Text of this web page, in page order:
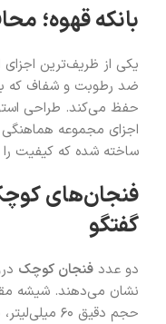
بانکه قهوه؛
یکی از ظریف‌ترین
ضد رطوبت و شفاف که با
حفظ می‌کند. طراحی
اجزای مجموعه هماهنگی
ساخته شده که کیفیت
فنجان‌های
گفتگو
دو عدد فنجان کوچک
نشان می‌دهند. شیشه
حجم دقیق ۶۰